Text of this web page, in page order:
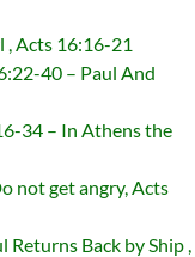
, Acts 16:16-21
40 – Paul And
34 – In Athens the
not get angry, Acts
Back by Ship ,